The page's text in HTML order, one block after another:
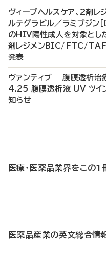
ヴィーブヘルスケア、2剤レ
ルテグラビル／ラミブジン
のHIV陽性成人を対象とし
剤レジメンBIC/FTC/TAF
発表
ヴァンティブ 腹膜透析治
4.25 腹膜透析液 UV ツイ
知らせ
医療・医薬品業界をこの1
医薬品産業の英文総合情